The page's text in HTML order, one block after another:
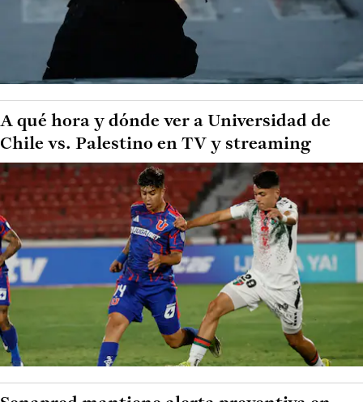
A qué hora y dónde ver a Universidad de
Chile vs. Palestino en TV y streaming